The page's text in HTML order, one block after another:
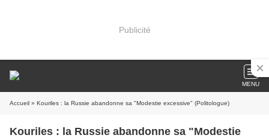
Publicité
MENU
Accueil » Kouriles : la Russie abandonne sa "Modestie excessive" (Politologue)
Kouriles : la Russie abandonne sa "Modestie